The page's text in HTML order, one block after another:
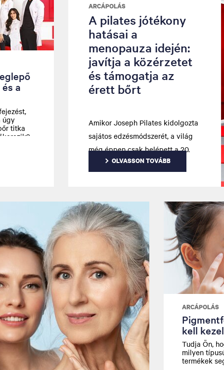
a
úgy
titka
ARCÁPOLÁS
A pilates jótékony
hatásai a
menopauza idején:
javítja a közérzetet
és támogatja az
érett bőrt
Amikor Joseph Pilates kidolgozta
sajátos edzésmódszerét, a világ
még éppen csak belépett a 20.
századba. Egy évszázaddal
fitnesztrendjévé vált. A pilates
egyik legnagyobb előnye, hogy
kíméli az ízületeket, és kerüli a
nagy megterheléssel járó
gyakorlatokat.
OLVASSON TOVÁBB
ARCÁPOLÁS
kell
Tudja Ön,
milyen
termékek